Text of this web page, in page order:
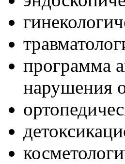
программа
нарушения